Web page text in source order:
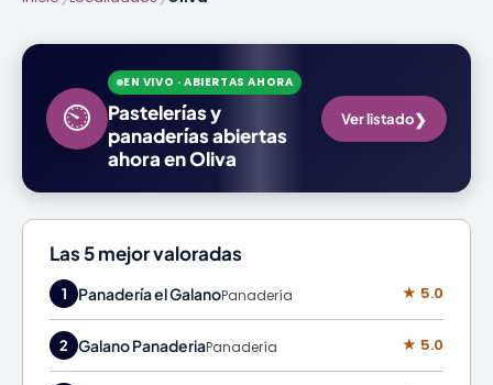
⏲
EN VIVO · ABIERTAS AHORA
Pastelerías y
panaderías abiertas
ahora en Oliva
Ver listado❯
Las 5 mejor valoradas
1 Panadería el GalanoPanadería ★ 5.0
2 Galano PanaderiaPanadería ★ 5.0